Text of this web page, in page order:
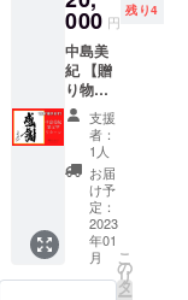
三者へ
の提
供、改
変など
はご遠
慮下さ
い。 (送
料込み)
作いた
しま
す！ ※
許可な
く引
用、転
載、複
製、第
三者へ
の提
供、改
変など
はご遠
慮下さ
い。 (送
で製作
いたし
ます！
※掲載中
の画像
はサン
プルで
す。 ※
返品交
換はで
きませ
んので
ご了承
くださ
い。 ※
場所の
確保を
お願い
致しま
す （1
人一枚
ヨガ
マット
が敷け
る様な
一般的
なダン
ススタ
ジオ、
で受信
拒否設
定がさ
れてい
ない
メール
アドレ
スをご
記入く
ださ
い。 ※
リター
ン有効
期限：
です。
●内容
・着物
の着付
け ・基
本的な
踊りを1
曲指導
プロか
ら着物
の着付
けを習
いた
い、着
物は
体験
レッス
ンを行
いま
す。 ●
内容 ・
着物の
着付け
・基本
的な踊
りを1曲
指導 プ
ロから
着物の
着付け
000 円
残り4
中島美
紀 【贈
り物に
最適♡
筆で書
きま
す！色
紙に"感
謝"の筆
文字作
品セッ
ト】※5
枚限
支援
者：
1人
お届
け予
定：
2023
年01
月
こ
の
リ
タ